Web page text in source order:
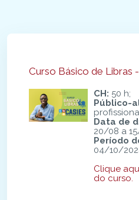
Curso Básico de Libras
CH: 50 h;
Público-
Data de
20/08 a
Período
04/10/
Clique
do curso.